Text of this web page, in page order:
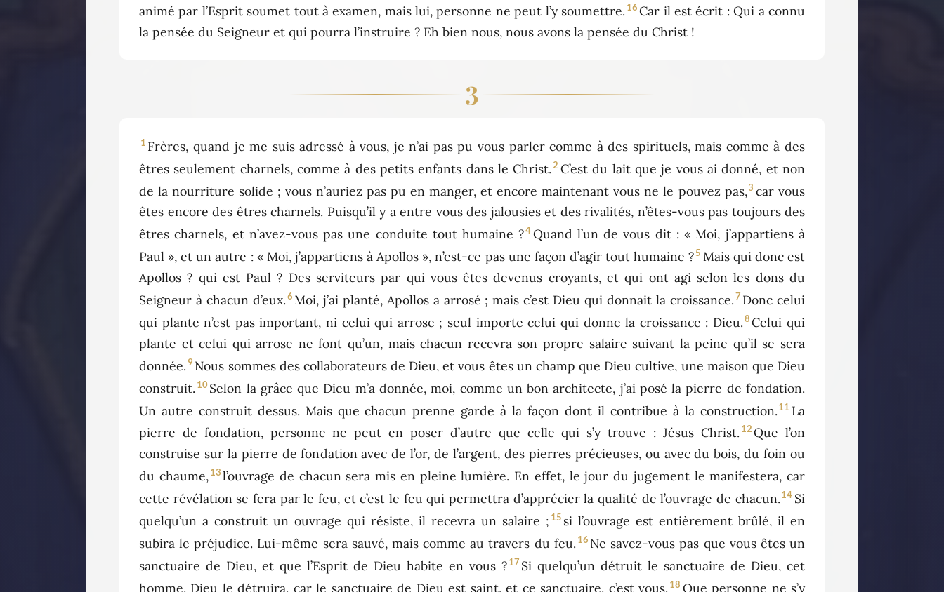
animé par l’Esprit soumet tout à examen, mais lui, personne ne peut l’y soumettre. 16 Car il est écrit : Qui a connu
la pensée du Seigneur et qui pourra l’instruire ? Eh bien nous, nous avons la pensée du Christ !
3
1 Frères, quand je me suis adressé à vous, je n’ai pas pu vous parler comme à des spirituels, mais comme à des
êtres seulement charnels, comme à des petits enfants dans le Christ. 2 C’est du lait que je vous ai donné, et non
de la nourriture solide ; vous n’auriez pas pu en manger, et encore maintenant vous ne le pouvez pas,3 car vous
êtes encore des êtres charnels. Puisqu’il y a entre vous des jalousies et des rivalités, n’êtes-vous pas toujours des
êtres charnels, et n’avez-vous pas une conduite tout humaine ?4Quand l’un de vous dit : « Moi, j’appartiens à
Paul », et un autre : « Moi, j’appartiens à Apollos », n’est-ce pas une façon d’agir tout humaine ?5 Mais qui donc est
Apollos ? qui est Paul ? Des serviteurs par qui vous êtes devenus croyants, et qui ont agi selon les dons du
Seigneur à chacun d’eux.6Moi, j’ai planté, Apollos a arrosé ; mais c’est Dieu qui donnait la croissance.7 Donc celui
qui plante n’est pas important, ni celui qui arrose ; seul importe celui qui donne la croissance : Dieu.8 Celui qui
plante et celui qui arrose ne font qu’un, mais chacun recevra son propre salaire suivant la peine qu’il se sera
donnée. 9 Nous sommes des collaborateurs de Dieu, et vous êtes un champ que Dieu cultive, une maison que Dieu
construit. 10Selon la grâce que Dieu m’a donnée, moi, comme un bon architecte, j’ai posé la pierre de fondation.
Un autre construit dessus. Mais que chacun prenne garde à la façon dont il contribue à la construction.11 La
pierre de fondation, personne ne peut en poser d’autre que celle qui s’y trouve : Jésus Christ. 12Que l’on
construise sur la pierre de fondation avec de l’or, de l’argent, des pierres précieuses, ou avec du bois, du foin ou
du chaume, 13l’ouvrage de chacun sera mis en pleine lumière. En effet, le jour du jugement le manifestera, car
cette révélation se fera par le feu, et c’est le feu qui permettra d’apprécier la qualité de l’ouvrage de chacun.14 Si
quelqu’un a construit un ouvrage qui résiste, il recevra un salaire ; 15 si l’ouvrage est entièrement brûlé, il en
subira le préjudice. Lui-même sera sauvé, mais comme au travers du feu. 16 Ne savez-vous pas que vous êtes un
sanctuaire de Dieu, et que l’Esprit de Dieu habite en vous ? 17 Si quelqu’un détruit le sanctuaire de Dieu, cet
homme, Dieu le détruira, car le sanctuaire de Dieu est saint, et ce sanctuaire, c’est vous. 18 Que personne ne s’y